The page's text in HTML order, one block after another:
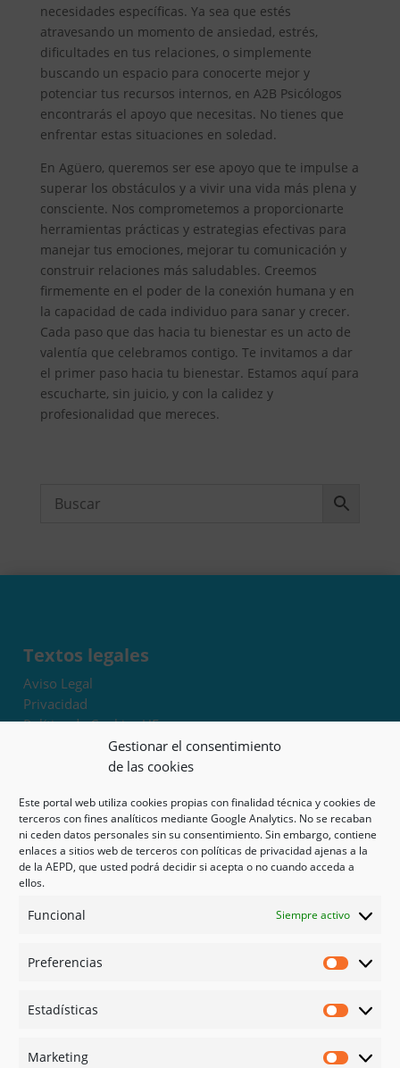
Gestionar el consentimiento
de las cookies
Este portal web utiliza cookies propias con finalidad técnica y cookies de
terceros con fines analíticos mediante Google Analytics. No se recaban
ni ceden datos personales sin su consentimiento. Sin embargo, contiene
enlaces a sitios web de terceros con políticas de privacidad ajenas a la
de la AEPD, que usted podrá decidir si acepta o no cuando acceda a
ellos.
Funcional Siempre activo
Preferencias
Estadísticas
Marketing
necesidades específicas. Ya sea que estés
atravesando un momento de ansiedad, estrés,
dificultades en tus relaciones, o simplemente
buscando un espacio para conocerte mejor y
potenciar tus recursos internos, en A2B Psicólogos
encontrarás el apoyo que necesitas. No tienes que
enfrentar estas situaciones en soledad.
En Agüero, queremos ser ese apoyo que te impulse a
superar los obstáculos y a vivir una vida más plena y
consciente. Nos comprometemos a proporcionarte
herramientas prácticas y estrategias efectivas para
manejar tus emociones, mejorar tu comunicación y
construir relaciones más saludables. Creemos
firmemente en el poder de la conexión humana y en
la capacidad de cada individuo para sanar y crecer.
Cada paso que das hacia tu bienestar es un acto de
valentía que celebramos contigo. Te invitamos a dar
el primer paso hacia tu bienestar. Estamos aquí para
escucharte, sin juicio, y con la calidez y
profesionalidad que mereces.
Textos legales
Aviso Legal
Privacidad
Política de Cookies UE
Términos y condiciones
Exoneración de responsabilidad
Mapa del sitio
Mi cuenta
Tienda
Psicología en Murcia
Guías
Redes sociales
Instagram
Linked in